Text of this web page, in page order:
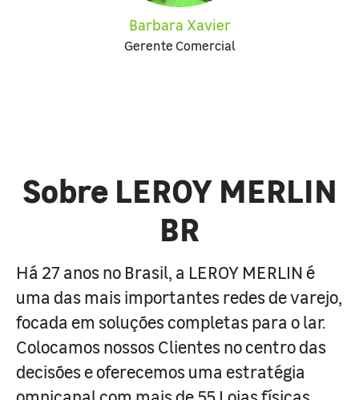
Barbara Xavier
Gerente Comercial
Sobre LEROY MERLIN
BR
Há 27 anos no Brasil, a LEROY MERLIN é
uma das mais importantes redes de varejo,
focada em soluções completas para o lar.
Colocamos nossos Clientes no centro das
decisões e oferecemos uma estratégia